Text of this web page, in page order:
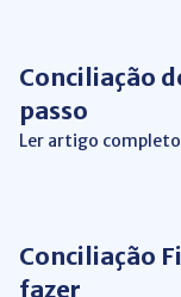
Conciliação
passo
Ler artigo
Conciliação
fazer